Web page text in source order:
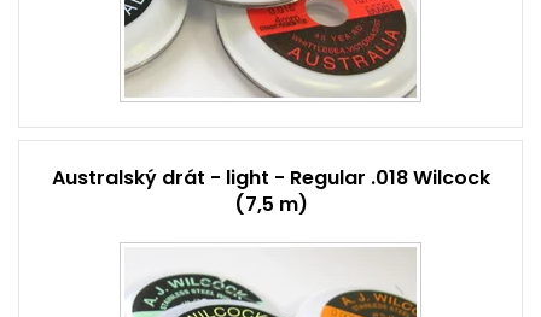
Australský drát - light - Regular .018 Wilcock
(7,5 m)